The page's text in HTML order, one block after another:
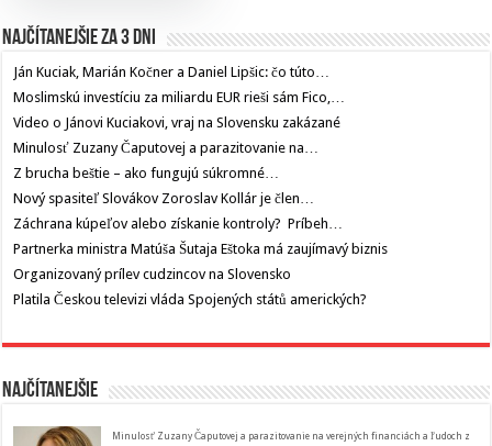
Najčítanejšie za 3 dni
Ján Kuciak, Marián Kočner a Daniel Lipšic: čo túto…
Moslimskú investíciu za miliardu EUR rieši sám Fico,…
Video o Jánovi Kuciakovi, vraj na Slovensku zakázané
Minulosť Zuzany Čaputovej a parazitovanie na…
Z brucha beštie – ako fungujú súkromné…
Nový spasiteľ Slovákov Zoroslav Kollár je člen…
Záchrana kúpeľov alebo získanie kontroly? Príbeh…
Partnerka ministra Matúša Šutaja Eštoka má zaujímavý biznis
Organizovaný prílev cudzincov na Slovensko
Platila Českou televizi vláda Spojených států amerických?
Najčítanejšie
Minulosť Zuzany Čaputovej a parazitovanie na verejných financiách a ľudoch z